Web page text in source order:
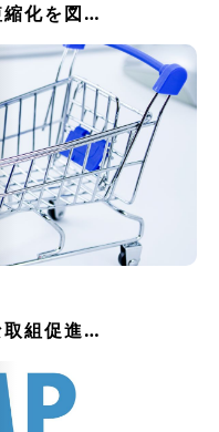
縮化を図…
取組促進…